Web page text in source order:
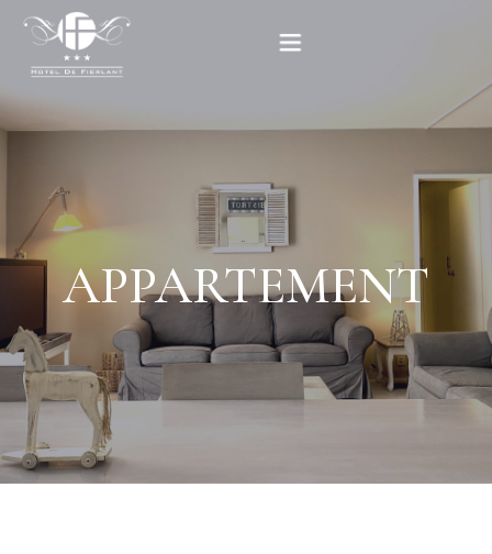
Nos chambres
Informations pratiques
Contact
English
APPARTEMENT